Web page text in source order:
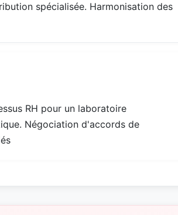
spécialisée. Harmonisation des
RH pour un laboratoire
Négociation d'accords de